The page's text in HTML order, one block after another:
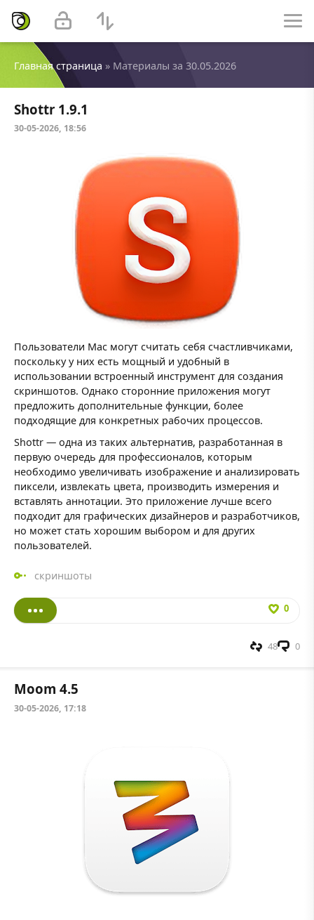
Главная страница » Материалы за 30.05.2026
Shottr 1.9.1
30-05-2026, 18:56
Пользователи Mac могут считать себя счастливчиками,
поскольку у них есть мощный и удобный в
использовании встроенный инструмент для создания
скриншотов. Однако сторонние приложения могут
предложить дополнительные функции, более
подходящие для конкретных рабочих процессов.
Shottr — одна из таких альтернатив, разработанная в
первую очередь для профессионалов, которым
необходимо увеличивать изображение и анализировать
пиксели, извлекать цвета, производить измерения и
вставлять аннотации. Это приложение лучше всего
подходит для графических дизайнеров и разработчиков,
но может стать хорошим выбором и для других
пользователей.
скриншоты
0
0
48
Moom 4.5
30-05-2026, 17:18